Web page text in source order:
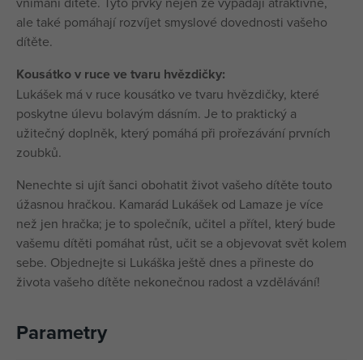
ale také pomáhají rozvíjet smyslové dovednosti vašeho
dítěte.
Kousátko v ruce ve tvaru hvězdičky:
Lukášek má v ruce kousátko ve tvaru hvězdičky, které
poskytne úlevu bolavým dásním. Je to praktický a
užitečný doplněk, který pomáhá při prořezávání prvních
zoubků.
Nenechte si ujít šanci obohatit život vašeho dítěte touto
úžasnou hračkou. Kamarád Lukášek od Lamaze je více
než jen hračka; je to společník, učitel a přítel, který bude
vašemu dítěti pomáhat růst, učit se a objevovat svět kolem
sebe. Objednejte si Lukáška ještě dnes a přineste do
života vašeho dítěte nekonečnou radost a vzdělávání!
Parametry